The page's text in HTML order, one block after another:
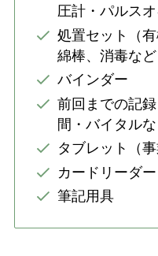
圧計・パルス
処置セット（
綿棒、消毒など
バインダー
前回までの記
間・バイタルな
タブレット（事
カードリーダ
筆記用具